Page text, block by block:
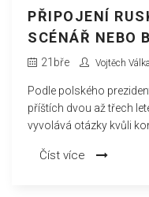
PŘIPOJENÍ
SCÉNÁŘ NEBO
21 bře Vojtěch Válka
Podle polského
příštích dvou až třech
vyvolává otázky kvůli
EU, chce posílit vztahy s
Číst více